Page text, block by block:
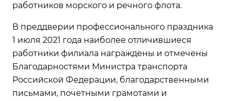
работников морского и речного флота.
В преддверии профессионального праздника
1 июля 2021 года наиболее отличившиеся
работники филиала награждены и отмечены
Благодарностями Министра транспорта
Российской Федерации, благодарственными
письмами, почетными грамотами и